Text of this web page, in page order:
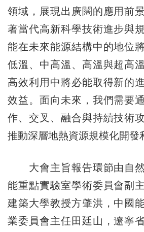
領域，展現出廣闊的應用前
著當代高新科學技術進步與
能在未來能源結構中的地位
低溫、中高溫、高溫與超高
高效利用中將必能取得新的
效益。面向未來，我們需要
作、交叉、融合與持續技術
推動深層地熱資源規模化開發
大會主旨報告環節由自然
能重點實驗室學術委員會副
建築大學教授方肇洪，中國
業委員會主任田廷山，遼寧